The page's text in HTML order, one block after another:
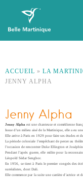
ACCUEIL » LA
JENNY ALPHA
Jenny Alpha
Jenny Alpha est une chanteuse et comédienne
Issue d’un milieu aisé de la Martinique, elle a eu
Elle arrive à Paris en 1929 pour faire ses études et
La période coloniale l’empêchant de percer au
l’occasion de rencontrer Duke Ellington et
Pendant l’après guerre, elle milite pour la
Léopold Sédar Senghor.
En 1956, se tient à Paris le premier congrès des
surréalistes, dont Dali.
Elle commence par la suite une carrière d’actrice